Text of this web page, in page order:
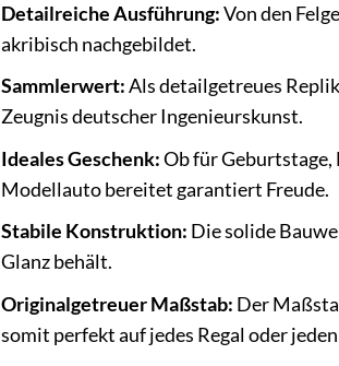
Detailreiche Ausführung:Von den
akribisch nachgebildet.
Sammlerwert:Als detailgetreues
Zeugnis deutscher Ingenieurskunst.
Ideales Geschenk:Ob für Geburtstage,
Modellauto bereitet garantiert Freude.
Stabile Konstruktion: Die solide
Glanz behält.
Originalgetreuer Maßstab: Der
somit perfekt auf jedes Regal oder